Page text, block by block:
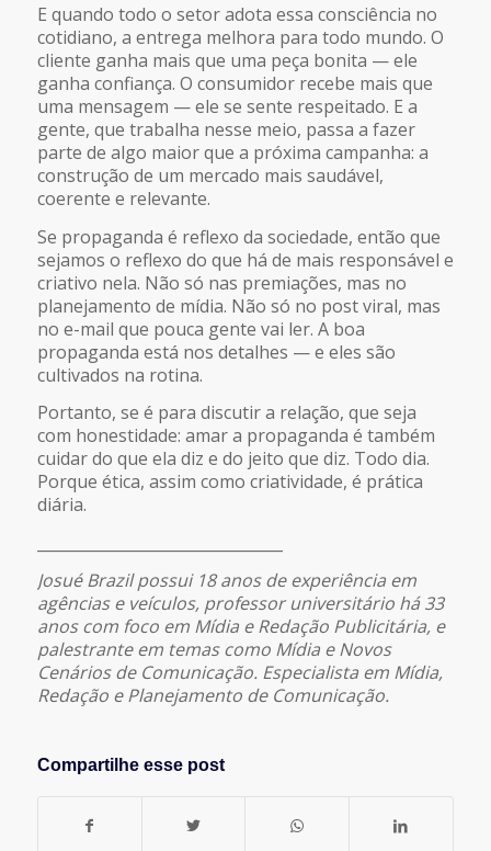
E quando todo o setor adota essa consciência no
cotidiano, a entrega melhora para todo mundo. O
cliente ganha mais que uma peça bonita — ele
ganha confiança. O consumidor recebe mais que
uma mensagem — ele se sente respeitado. E a
gente, que trabalha nesse meio, passa a fazer
parte de algo maior que a próxima campanha: a
construção de um mercado mais saudável,
coerente e relevante.
Se propaganda é reflexo da sociedade, então que
sejamos o reflexo do que há de mais responsável e
criativo nela. Não só nas premiações, mas no
planejamento de mídia. Não só no post viral, mas
no e-mail que pouca gente vai ler. A boa
propaganda está nos detalhes — e eles são
cultivados na rotina.
Portanto, se é para discutir a relação, que seja
com honestidade: amar a propaganda é também
cuidar do que ela diz e do jeito que diz. Todo dia.
Porque ética, assim como criatividade, é prática
diária.
Josué Brazil possui 18 anos de experiência em
agências e veículos, professor universitário há 33
anos com foco em Mídia e Redação Publicitária, e
palestrante em temas como Mídia e Novos
Cenários de Comunicação. Especialista em Mídia,
Redação e Planejamento de Comunicação.
Compartilhe esse post